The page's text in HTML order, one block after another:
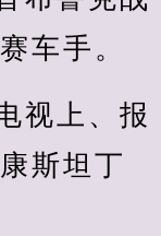
车手。
视上、报
斯坦丁